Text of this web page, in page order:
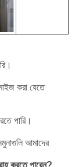
করা যেতে
পারি।
আমাদের